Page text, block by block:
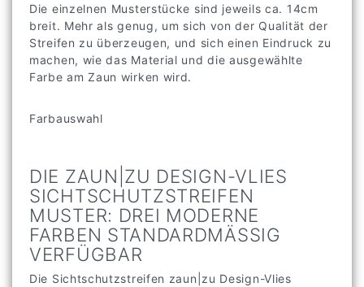
Die einzelnen Musterstücke sind jeweils ca. 14cm
breit. Mehr als genug, um sich von der Qualität der
Streifen zu überzeugen, und sich einen Eindruck zu
machen, wie das Material und die ausgewählte
Farbe am Zaun wirken wird.
Farbauswahl
DIE ZAUN|ZU DESIGN-VLIES
SICHTSCHUTZSTREIFEN
MUSTER: DREI MODERNE
FARBEN STANDARDMÄSSIG V
ERFÜGBAR
Die Sichtschutzstreifen zaun|zu Design-Vlies